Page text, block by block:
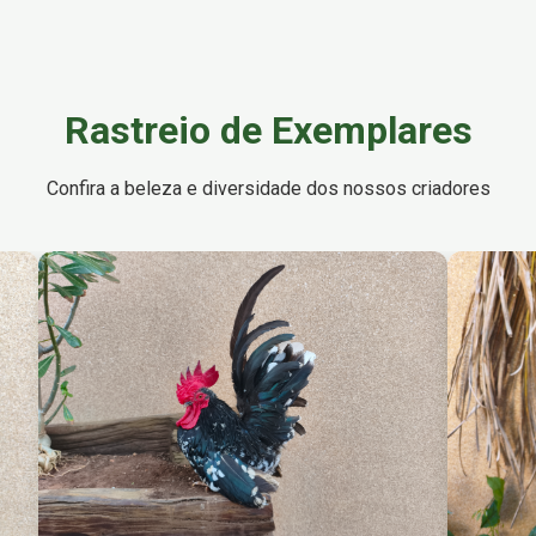
Rastreio de Exemplares
Confira a beleza e diversidade dos nossos criadores